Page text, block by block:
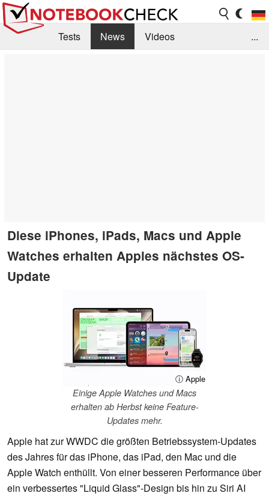
Tests News
Videos
...
Diese iPhones, iPads, Macs und Apple
Watches erhalten Apples nächstes OS-
Update
ⓘ Apple
Einige Apple Watches und Macs
erhalten ab Herbst keine Feature-
Updates mehr.
Apple hat zur WWDC die größten Betriebssystem-Updates
des Jahres für das iPhone, das iPad, den Mac und die
Apple Watch enthüllt. Von einer besseren Performance über
ein verbessertes "Liquid Glass"-Design bis hin zu Siri AI